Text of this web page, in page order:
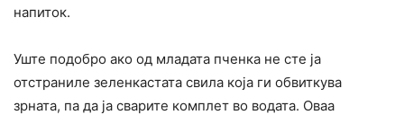
напиток.
Уште подобро ако од младата пченка не сте ја
отстраниле зеленкастата свила која ги обвиткува
зрната, па да ја сварите комплет во водата. Оваа